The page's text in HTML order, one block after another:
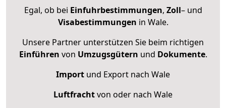
Egal, ob bei Einfuhrbestimmungen, Zoll– und
Visabestimmungen in Wale.
Unsere Partner unterstützen Sie beim richtigen
Einführen von Umzugsgütern und Dokumente.
Import und Export nach Wale
Luftfrachtvon oder nach Wale